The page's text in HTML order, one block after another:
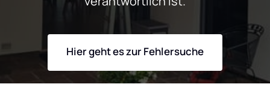
Hier geht es zur Fehlersuche